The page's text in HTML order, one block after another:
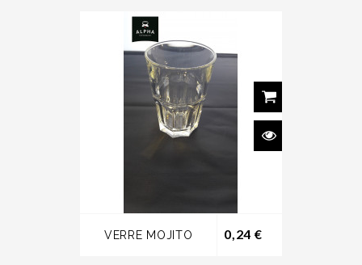
VERRE MOJITO 0,24 €Prix